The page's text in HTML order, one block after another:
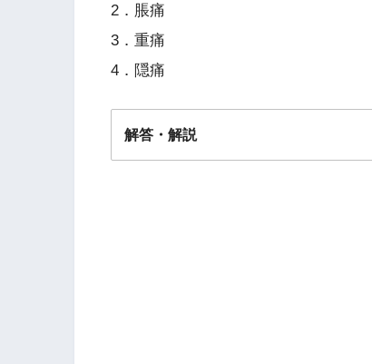
2．脹痛
3．重痛
4．隠痛
解答・解説